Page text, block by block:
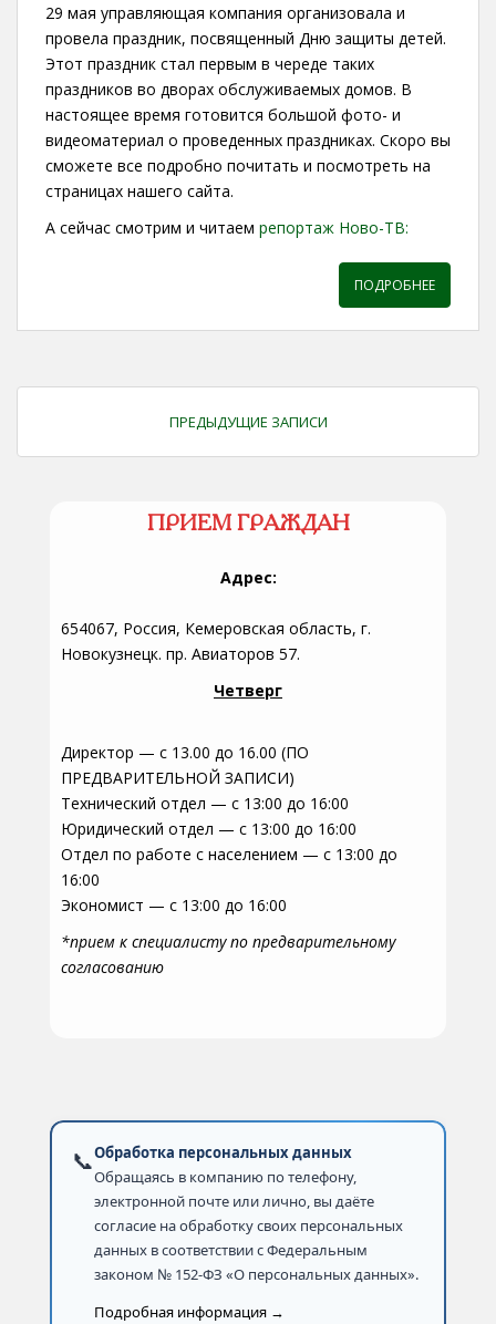
29 мая управляющая компания организовала и
провела праздник, посвященный Дню защиты детей.
Этот праздник стал первым в череде таких
праздников во дворах обслуживаемых домов. В
настоящее время готовится большой фото- и
видеоматериал о проведенных праздниках. Скоро вы
сможете все подробно почитать и посмотреть на
страницах нашего сайта.
А сейчас смотрим и читаем репортаж Ново-ТВ:
ПОДРОБНЕЕ
ПРЕДЫДУЩИЕ ЗАПИСИ
ПРИЕМ ГРАЖДАН
Адрес:
654067, Россия, Кемеровская область, г.
Новокузнецк. пр. Авиаторов 57.
Четверг
Директор — с 13.00 до 16.00 (ПО
ПРЕДВАРИТЕЛЬНОЙ ЗАПИСИ)
Технический отдел — с 13:00 до 16:00
Юридический отдел — с 13:00 до 16:00
Отдел по работе с населением — с 13:00 до
16:00
Экономист — с 13:00 до 16:00
*прием к специалисту по предварительному
согласованию
📞Обработка персональных данных
Обращаясь в компанию по телефону,
электронной почте или лично, вы даёте
согласие на обработку своих персональных
данных в соответствии с Федеральным
законом № 152-ФЗ «О персональных данных».
Подробная информация →